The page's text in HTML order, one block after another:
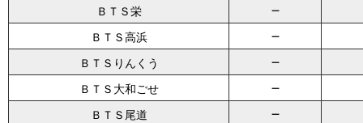
ＢＴＳ栄 －
ＢＴＳ高浜 －
ＢＴＳりんくう －
ＢＴＳ大和ごせ －
ＢＴＳ尾道 －